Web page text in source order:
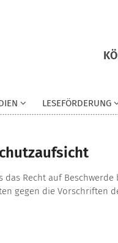
LESEFÖRDERUNG
Recht auf
gegen die Vorschriften